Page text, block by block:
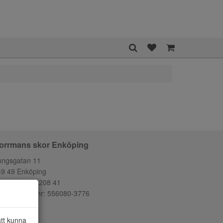
kunna
skor Enköping
11
49 Enköping
0171-208 41
556080-3776